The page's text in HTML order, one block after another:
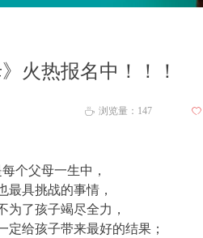
火热报名中！！！
个父母一生中，
最具挑战的事情，
为了孩子竭尽全力，
定给孩子带来最好的结果；
ꄘ 浏览量： 147 ꄀ